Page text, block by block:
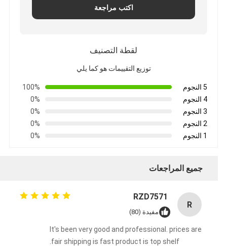
اكتب مراجعة
لقطة التصنيف
توزيع التقييمات هو كما يلي
5 النجوم
100%
4 النجوم
0%
3 النجوم
0%
2 النجوم
0%
1 النجوم
0%
جميع المراجعات
R
RZD7571
مفيدة (80)
It's been very good and professional. prices are
fair shipping is fast product is top shelf.